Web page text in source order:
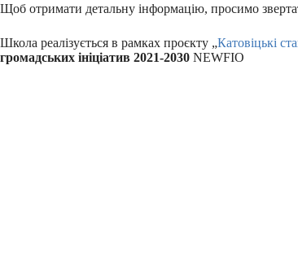
Щоб отримати детальну інформацію, просимо
Школа реалізується в рамках проєкту „Катовіцькі
громадських ініціатив 2021-2030 NEWFIO